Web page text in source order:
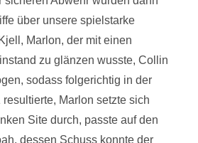
über unsere spielstarke
Marlon, der mit einen
zu glänzen wusste, Collin
sodass folgerichtig in der
Marlon setzte sich
Site durch, passte auf den
dessen Schuss konnte der